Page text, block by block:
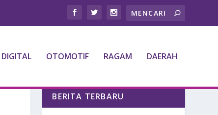
DIGITAL OTOMOTIF RAGAM DAERAH
BERITA TERBARU